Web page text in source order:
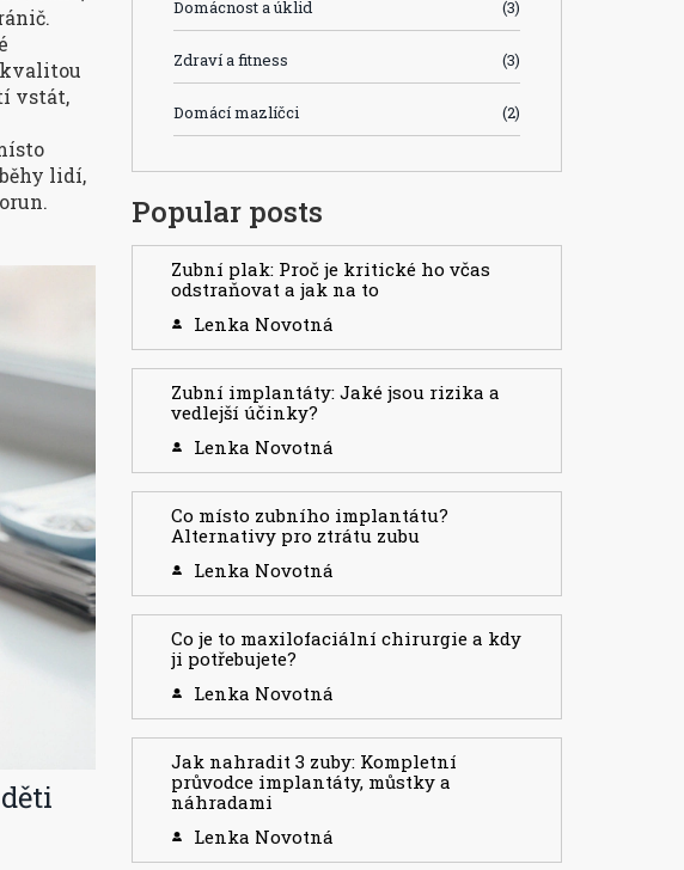
kvalitou
vstát,
lidí,
Domácnost a úklid (3)
Zdraví a fitness (3)
Domácí mazlíčci (2)
Popular posts
Zubní plak: Proč je kritické ho včas
odstraňovat a jak na to
Lenka Novotná
Zubní implantáty: Jaké jsou rizika a
vedlejší účinky?
Lenka Novotná
Co místo zubního implantátu?
Alternativy pro ztrátu zubu
Lenka Novotná
Co je to maxilofaciální chirurgie a kdy
ji potřebujete?
Lenka Novotná
Jak nahradit 3 zuby: Kompletní
průvodce implantáty, můstky a
náhradami
Lenka Novotná